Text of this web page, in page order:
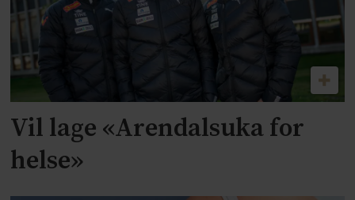
Vil lage «Arendalsuka for
helse»